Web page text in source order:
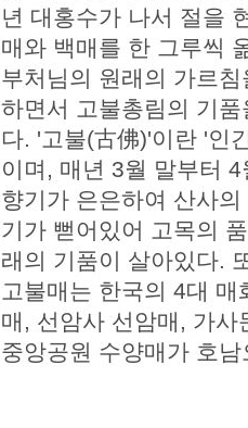
년 대홍수가 나서 절을
매와 백매를 한 그루씩
부처님의 원래의 가르
하면서 고불총림의 기
다. '고불(古佛)'이란 '인
이며, 매년 3월 말부터
향기가 은은하여 산사
기가 뻗어있어 고목의
래의 기품이 살아있다.
고불매는 한국의 4대
매, 선암사 선암매, 가
중앙공원 수양매가 호